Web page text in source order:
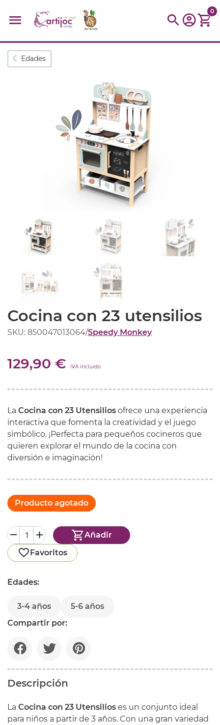
Búsquedas populares
kidynight Puzzle
0
Edades
Cocina con 23 utensilios
SKU: 850047013064/Speedy Monkey
129,90 € IVA incluido
La Cocina con 23 Utensilios ofrece una experiencia
interactiva que fomenta la creatividad y el juego
simbólico. ¡Perfecta para pequeños cocineros que
quieren explorar el mundo de la cocina con
diversión e imaginación!
Producto agotado
Añadir
Favoritos
Edades:
3-4 años
5-6 años
Compartir por:
Descripción
La Cocina con 23 Utensilios es un conjunto ideal
para niños a partir de 3 años. Con una gran variedad